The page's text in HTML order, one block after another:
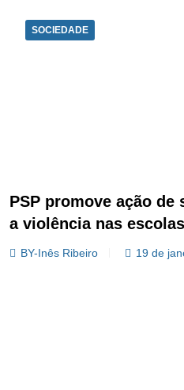
SOCIEDADE
PSP promove ação
a violência nas escolas
BY-Inês Ribeiro 19 de